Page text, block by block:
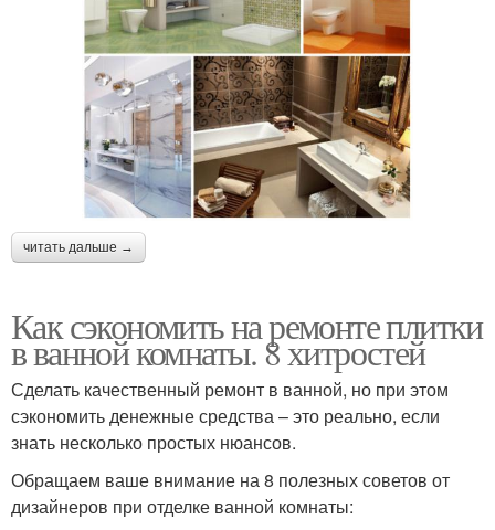
читать дальше →
Как сэкономить на ремонте плитки
в ванной комнаты. 8 хитростей
Сделать качественный ремонт в ванной, но при этом
сэкономить денежные средства – это реально, если
знать несколько простых нюансов.
Обращаем ваше внимание на 8 полезных советов от
дизайнеров при отделке ванной комнаты: